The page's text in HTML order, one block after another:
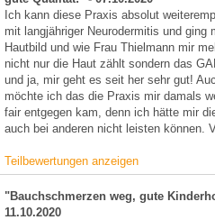
Ich kann diese Praxis absolut
mit langjähriger Neurodermitis und ging
Hautbild und wie Frau Thielmann mir
nicht nur die Haut zählt sondern das
und ja, mir geht es seit her sehr gut!
möchte ich das die Praxis mir damals
fair entgegen kam, denn ich hätte mir
auch bei anderen nicht leisten können.
Teilbewertungen anzeigen
"Bauchschmerzen weg, gute
11.10.2020